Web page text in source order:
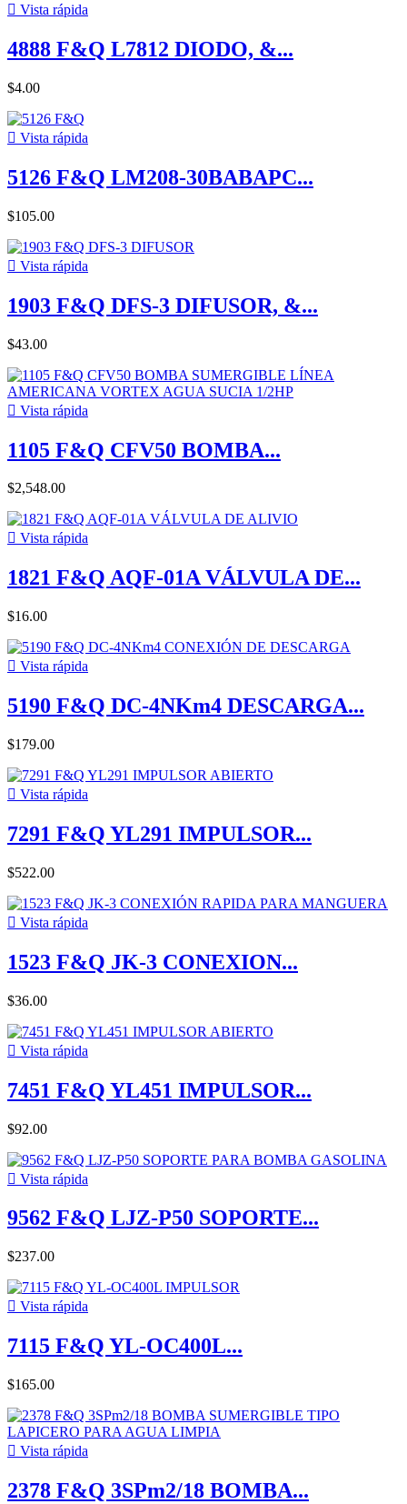
 Vista rápida
4888 F&Q L7812 DIODO, &...
$4.00
 Vista rápida
5126 F&Q LM208-30BABAPC...
$105.00
 Vista rápida
1903 F&Q DFS-3 DIFUSOR, &...
$43.00
 Vista rápida
1105 F&Q CFV50 BOMBA...
$2,548.00
 Vista rápida
1821 F&Q AQF-01A VÁLVULA DE...
$16.00
 Vista rápida
5190 F&Q DC-4NKm4 DESCARGA...
$179.00
 Vista rápida
7291 F&Q YL291 IMPULSOR...
$522.00
 Vista rápida
1523 F&Q JK-3 CONEXION...
$36.00
 Vista rápida
7451 F&Q YL451 IMPULSOR...
$92.00
 Vista rápida
9562 F&Q LJZ-P50 SOPORTE...
$237.00
 Vista rápida
7115 F&Q YL-OC400L...
$165.00
 Vista rápida
2378 F&Q 3SPm2/18 BOMBA...